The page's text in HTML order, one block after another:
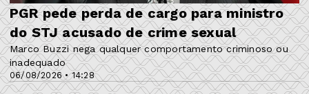
06/08/2026 • 14:28
PGR pede perda de cargo para ministro
do STJ acusado de crime sexual
Marco Buzzi nega qualquer comportamento criminoso ou
inadequado